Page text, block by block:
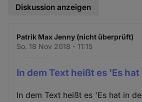
Diskussion anzeigen
Patrik Max Jenny (nicht überprüft)
So. 18 Nov 2018 - 11:15
In dem Text heißt es 'Es hat
In dem Text heißt es 'Es hat in